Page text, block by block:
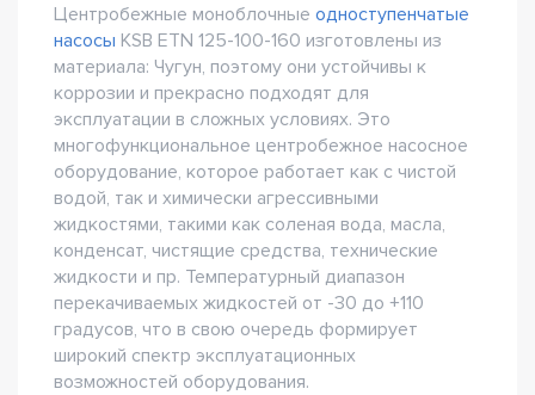
Центробежные моноблочные одноступенчатые
насосы KSB ETN 125-100-160 изготовлены из
материала: Чугун, поэтому они устойчивы к
коррозии и прекрасно подходят для
эксплуатации в сложных условиях. Это
многофункциональное центробежное насосное
оборудование, которое работает как с чистой
водой, так и химически агрессивными
жидкостями, такими как соленая вода, масла,
конденсат, чистящие средства, технические
жидкости и пр. Температурный диапазон
перекачиваемых жидкостей от -30 до +110
градусов, что в свою очередь формирует
широкий спектр эксплуатационных
возможностей оборудования.